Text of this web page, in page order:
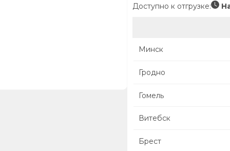
Доступно к отгрузке:
Минск
Гродно
Гомель
Витебск
Брест